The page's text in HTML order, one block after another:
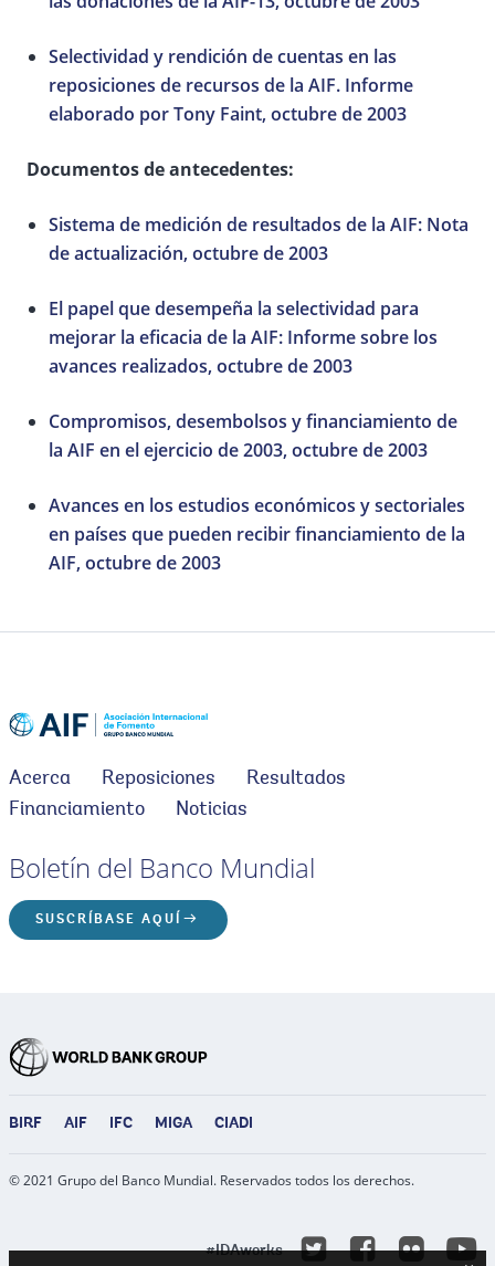
Selectividad y rendición de cuentas en las
reposiciones de recursos de la AIF. Informe
elaborado por Tony Faint, octubre de 2003
Documentos de antecedentes:
Sistema de medición de resultados de la AIF: Nota
de actualización, octubre de 2003
El papel que desempeña la selectividad para
mejorar la eficacia de la AIF: Informe sobre los
avances realizados, octubre de 2003
Compromisos, desembolsos y financiamiento de
la AIF en el ejercicio de 2003, octubre de 2003
Avances en los estudios económicos y sectoriales
en países que pueden recibir financiamiento de la
AIF, octubre de 2003
Acerca Reposiciones
Resultados
Financiamiento
Noticias
Boletín del Banco Mundial
SUSCRÍBASE AQUÍ
BIRF AIF IFC MIGA CIADI
© 2021 Grupo del Banco Mundial. Reservados todos los derechos.
#IDAworks
EN EN